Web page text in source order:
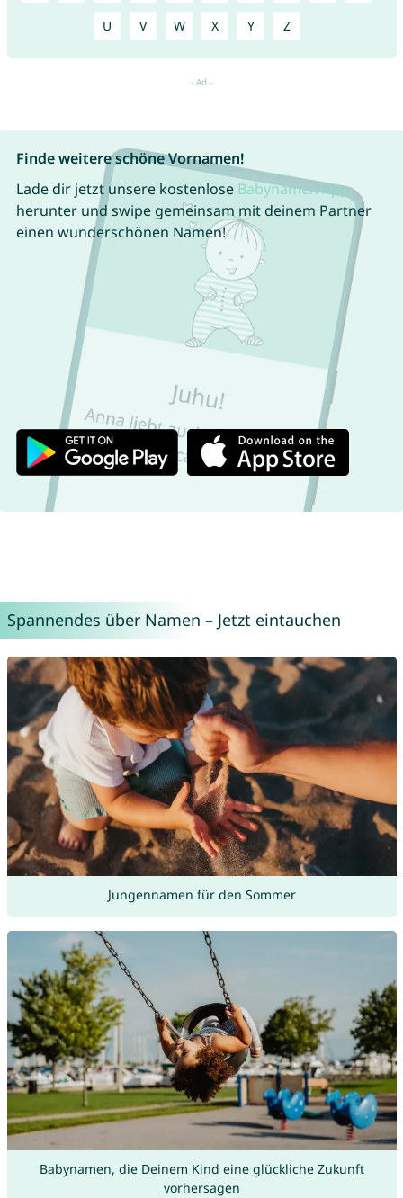
U V W X Y Z
Finde weitere schöne Vornamen!
Lade dir jetzt unsere kostenlose Babynamen App
herunter und swipe gemeinsam mit deinem Partner
einen wunderschönen Namen!
Spannendes über Namen – Jetzt eintauchen
Jungennamen für den Sommer
Babynamen, die Deinem Kind eine glückliche Zukunft
vorhersagen